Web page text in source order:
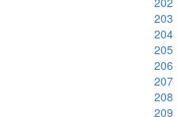
203
204
205
206
207
208
209